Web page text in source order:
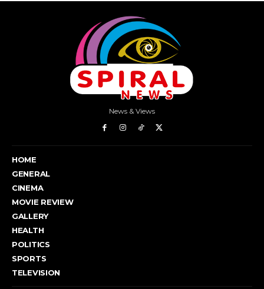
News & Views
HOME
GENERAL
CINEMA
MOVIE REVIEW
GALLERY
HEALTH
POLITICS
SPORTS
TELEVISION